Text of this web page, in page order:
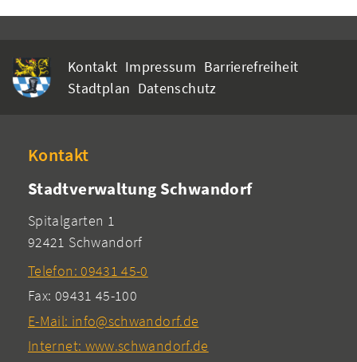
Kontakt Impressum Barrierefreiheit
Stadtplan Datenschutz
Kontakt
Stadtverwaltung Schwandorf
Spitalgarten 1
92421 Schwandorf
Telefon: 09431 45-0
Fax: 09431 45-100
E-Mail: info@schwandorf.de
Internet: www.schwandorf.de